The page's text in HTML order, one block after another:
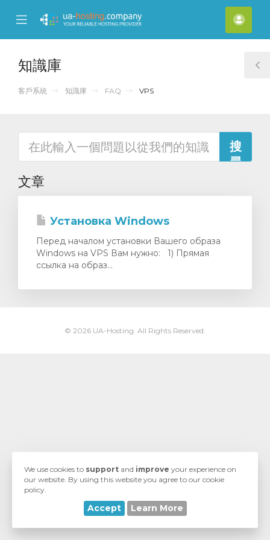
Mobile
Menu
帳
戶
知識庫
客戶系統 知識庫 FAQ VPS
文章
Установка Windows
Перед началом установки Вашего образа
Windows на VPS Вам нужно: 1) Прямая
ссылка на образ...
© 2026 UA-Hosting. All Rights Reserved.
We use cookies to support and improve your experience on
our website. By using this website you agree to our cookie
policy.
Accept Learn More